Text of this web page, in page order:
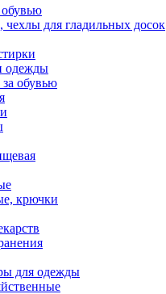
чехлы для гладильных досок
одежды
обувью
крючки
для одежды